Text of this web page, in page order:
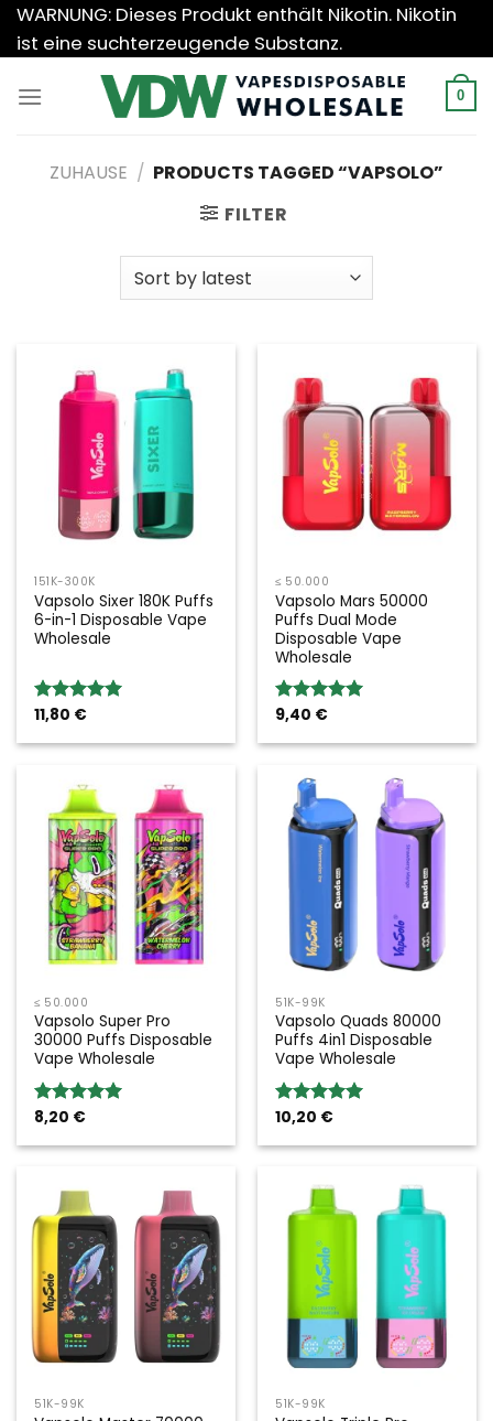
Zum
Inhalt
WARNUNG: Dieses Produkt enthält Nikotin. Nikotin
ist eine suchterzeugende Substanz.
0
ZUHAUSE / PRODUCTS TAGGED “VAPSOLO”
FILTER
151K-300K
Vapsolo Sixer 180K Puffs
6-in-1 Disposable Vape
Wholesale
Bewertung:
11,80 €
≤ 50.000
Vapsolo Mars 50000
Puffs Dual Mode
Disposable Vape
Wholesale
Bewertung:
9,40 €
≤ 50.000
Vapsolo Super Pro
30000 Puffs Disposable
Vape Wholesale
Bewertung:
8,20 €
51K-99K
Vapsolo Quads 80000
Puffs 4in1 Disposable
Vape Wholesale
Bewertung:
10,20 €
51K-99K 51K-99K